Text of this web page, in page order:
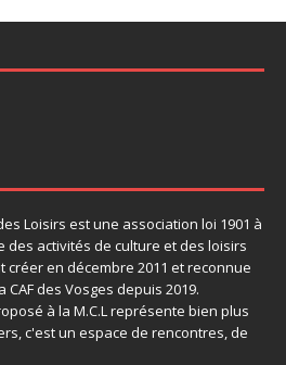
Loisirs est une association loi 1901 à
activités de culture et des loisirs
créer en décembre 2011 et reconnue
des Vosges depuis 2019.
à la M.C.L représente bien plus
c'est un espace de rencontres, de